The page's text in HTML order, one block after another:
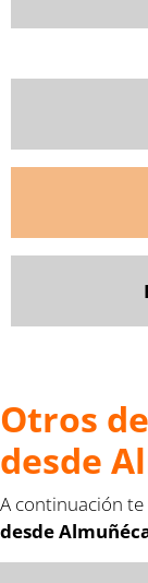
Otros
desde
A continuación
desde